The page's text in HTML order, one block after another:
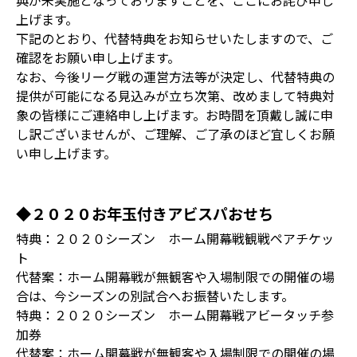
上げます。
下記のとおり、代替特典をお知らせいたしますので、ご
確認をお願い申し上げます。
なお、今後リーグ戦の運営方法等が決定し、代替特典の
提供が可能になる見込みが立ち次第、改めまして特典対
象の皆様にご連絡申し上げます。お時間を頂戴し誠に申
し訳ございませんが、ご理解、ご了承のほど宜しくお願
い申し上げます。
◆２０２０お年玉付きアビスパおせち
特典：２０２０シーズン ホーム開幕戦観戦ペアチケッ
ト
代替案：ホーム開幕戦が無観客や入場制限での開催の場
合は、今シーズンの別試合へお振替いたします。
特典：２０２０シーズン ホーム開幕戦アビータッチ参
加券
代替案：ホーム開幕戦が無観客や入場制限での開催の場